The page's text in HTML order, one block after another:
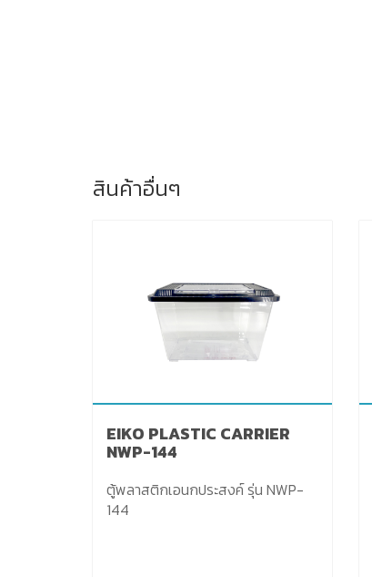
สินค้าอื่นๆ
EIKO PLASTIC CARRIER
NWP-144
ตู้พลาสติกเอนกประสงค์ รุ่น NWP-
144